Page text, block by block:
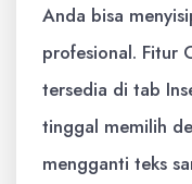
Anda bisa
profesional. Fitur
tersedia di tab
tinggal memilih
mengganti teks